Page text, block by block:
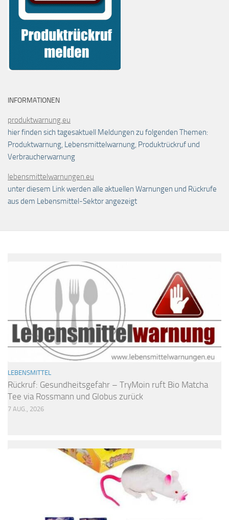
INFORMATIONEN
produktwarnung.eu
hier finden sich tagesaktuell Meldungen zu folgenden Themen:
Produktwarnung, Lebensmittelwarnung, Produktrückruf und
Verbraucherwarnung
lebensmittelwarnungen.eu
unter diesem Link werden alle aktuellen Warnungen und Rückrufe
aus dem Lebensmittel-Sektor angezeigt
LEBENSMITTEL
Rückruf: Gesundheitsgefahr – TryMoin ruft Bio Matcha
Tee via Rossmann und Globus zurück
7 AUG., 2026